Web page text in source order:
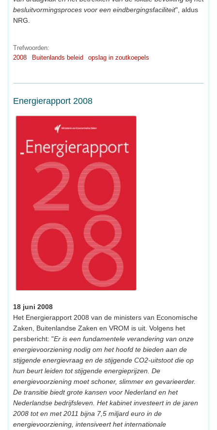
besluitvormingsproces voor een eindbergingsfaciliteit", aldus
NRG.
Trefwoorden:
2008
Buitenlands beleid opslag in zoutkoepels
Energierapport 2008
18 juni 2008
Het Energierapport 2008 van de ministers van Economische
Zaken, Buitenlandse Zaken en VROM is uit. Volgens het
persbericht: "Er is een fundamentele verandering van onze
energievoorziening nodig om het hoofd te bieden aan de
stijgende energievraag en de stijgende CO2-uitstoot die op
hun beurt leiden tot stijgende energieprijzen. De
energievoorziening moet schoner, slimmer en gevarieerder.
De transitie biedt grote kansen voor Nederland en het
Nederlandse bedrijfsleven. Het kabinet investeert in de jaren
2008 tot en met 2011 bijna 7,5 miljard euro in de
energievoorziening, intensiveert het internationale